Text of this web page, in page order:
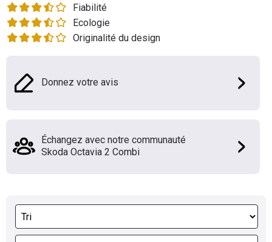
Marques
Fiabilité
Ecologie
Originalité du design
Donnez votre avis
Échangez avec notre communauté
Skoda Octavia 2 Combi